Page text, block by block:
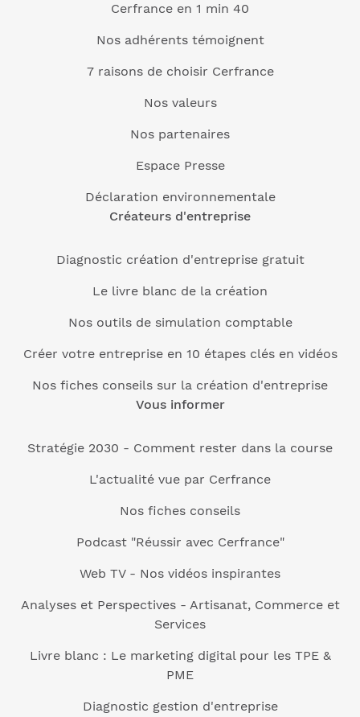
Cerfrance en 1 min 40
Nos adhérents témoignent
7 raisons de choisir Cerfrance
Nos valeurs
Nos partenaires
Espace Presse
Déclaration environnementale
Créateurs d'entreprise
Diagnostic création d'entreprise gratuit
Le livre blanc de la création
Nos outils de simulation comptable
Créer votre entreprise en 10 étapes clés en vidéos
Nos fiches conseils sur la création d'entreprise
Vous informer
Stratégie 2030 - Comment rester dans la course
L'actualité vue par Cerfrance
Nos fiches conseils
Podcast "Réussir avec Cerfrance"
Web TV - Nos vidéos inspirantes
Analyses et Perspectives - Artisanat, Commerce et
Services
Livre blanc : Le marketing digital pour les TPE &
PME
Diagnostic gestion d'entreprise